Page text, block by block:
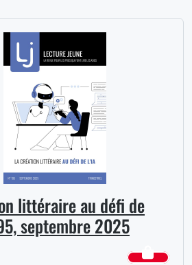
littéraire au défi de
septembre 2025